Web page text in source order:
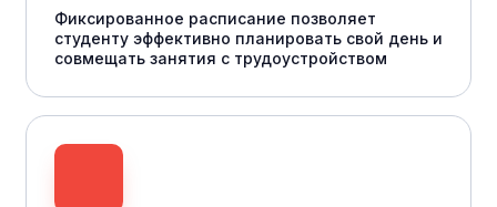
Фиксированное расписание позволяет
студенту эффективно планировать свой день и
совмещать занятия с трудоустройством